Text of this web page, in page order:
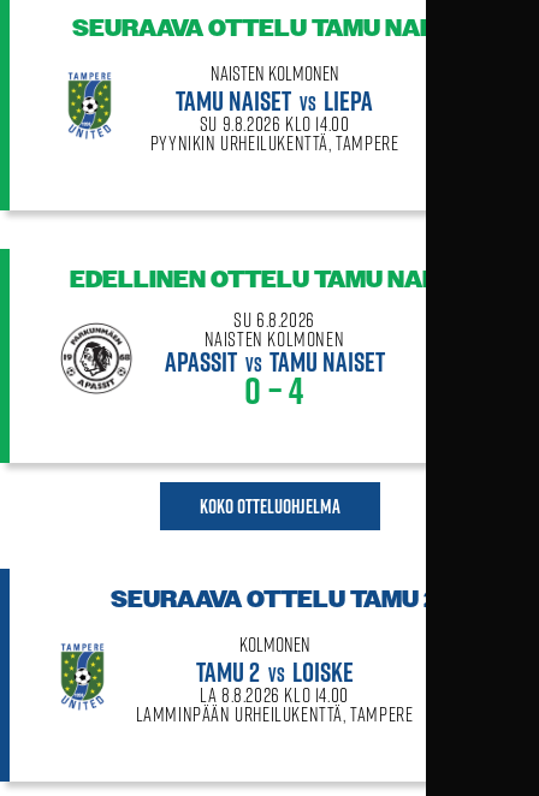
SEURAAVA OTTELUTAMU NAISET
Naisten Kolmonen
TAMU NAISET VS LIEPA
su 9.8.2026 klo 14.00
Pyynikin urheilukenttä, Tampere
EDELLINEN OTTELUTAMU NAISET
su 6.8.2026
Naisten Kolmonen
APASSIT VS TAMU NAISET
0 – 4
Koko otteluohjelma
SEURAAVA OTTELUTAMU 2
Kolmonen
TAMU 2 VS LOISKE
la 8.8.2026 klo 14.00
Lamminpään urheilukenttä, Tampere